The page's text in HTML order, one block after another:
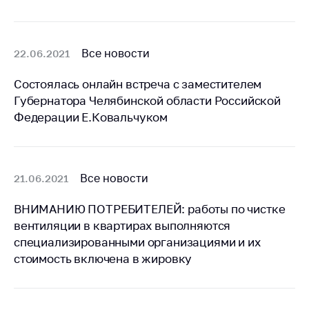
геральдические
5 лет МАРТ
Деятельность
Антимонопольное
регулирование и
конкуренция
Торговля и услуги
Регулирование и
контроль закупок
22.06.2021 Все новости
Состоялась онлайн встреча с заместителем
Губернатора Челябинской области Российской
Федерации Е.Ковальчуком
21.06.2021 Все новости
ВНИМАНИЮ ПОТРЕБИТЕЛЕЙ: работы по чистке
вентиляции в квартирах выполняются
специализированными организациями и их
стоимость включена в жировку